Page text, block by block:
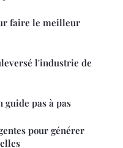
faire le meilleur
l'industrie de
guide pas à pas
pour générer